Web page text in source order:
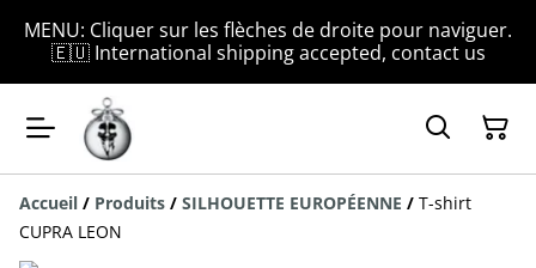
MENU: Cliquer sur les flèches de droite pour naviguer.
🇪🇺 International shipping accepted, contact us
Accueil / Produits / SILHOUETTE EUROPÉENNE / T-shirt
CUPRA LEON